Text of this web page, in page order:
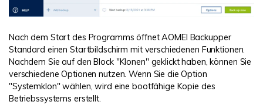
Nach dem Start des Programms öffnet AOMEI Backupper
Standard einen Startbildschirm mit verschiedenen Funktionen.
Nachdem Sie auf den Block "Klonen" geklickt haben, können Sie
verschiedene Optionen nutzen. Wenn Sie die Option
"Systemklon" wählen, wird eine bootfähige Kopie des
Betriebssystems erstellt.